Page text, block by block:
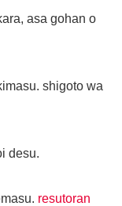
asa gohan o
shigoto wa
desu.
resutoran